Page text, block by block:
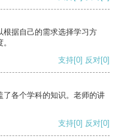
根据自己的需求选择学习方
支持[0] 反对[0]
各个学科的知识。老师的讲
支持[0] 反对[0]